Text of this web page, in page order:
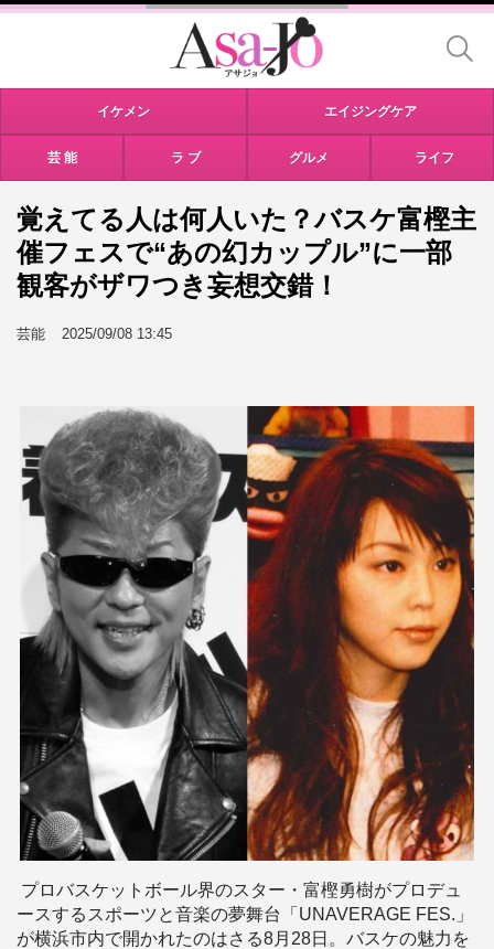
イケメン エイジングケア
芸 能 ラ ブ グルメ ライフ
覚えてる人は何人いた？バスケ富樫主
催フェスで“あの幻カップル”に一部
観客がザワつき妄想交錯！
芸能 2025/09/08 13:45
プロバスケットボール界のスター・富樫勇樹がプロデュ
ースするスポーツと音楽の夢舞台「UNAVERAGE FES.」
が横浜市内で開かれたのはさる8月28日。バスケの魅力を